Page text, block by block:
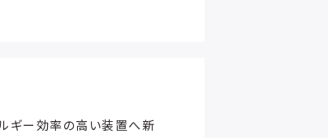
ギー効率の高い装置へ新